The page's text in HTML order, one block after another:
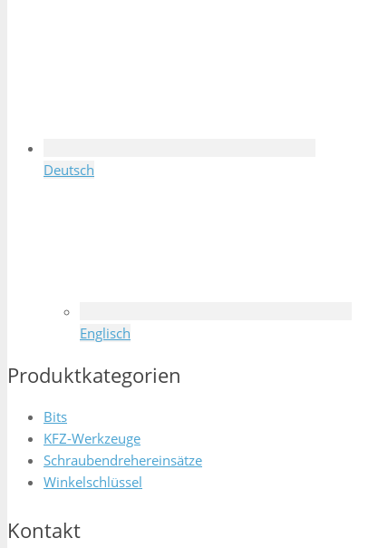
Deutsch
Englisch
Produktkategorien
Bits
KFZ-Werkzeuge
Schraubendrehereinsätze
Winkelschlüssel
Kontakt